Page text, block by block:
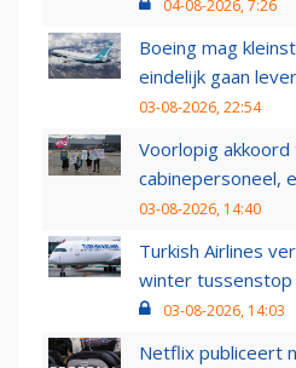
04-08-2026, 7:26
Boeing mag
eindelijk gaan
03-08-2026, 22:54
Voorlopig
cabinepersoneel,
03-08-2026, 14:40
Turkish Airlines
winter tussenstop
03-08-2026, 14:03
Netflix publiceert